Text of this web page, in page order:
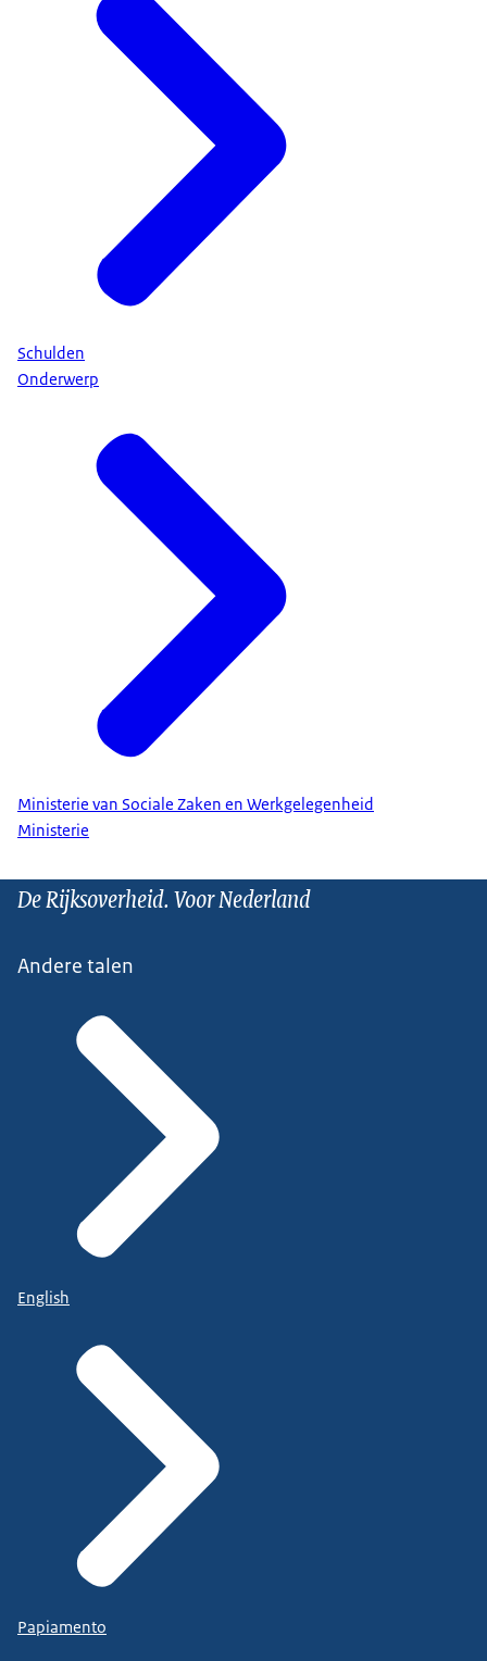
Schulden
Onderwerp
Ministerie van Sociale Zaken en Werkgelegenheid
Ministerie
De Rijksoverheid. Voor Nederland
Andere talen
English
Papiamento